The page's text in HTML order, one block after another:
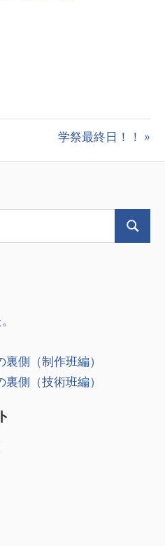
次
学祭最終日！！
側（制作班編）
側（技術班編）